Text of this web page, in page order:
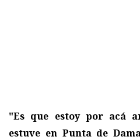
"Es que estoy por acá
estuve en Punta de